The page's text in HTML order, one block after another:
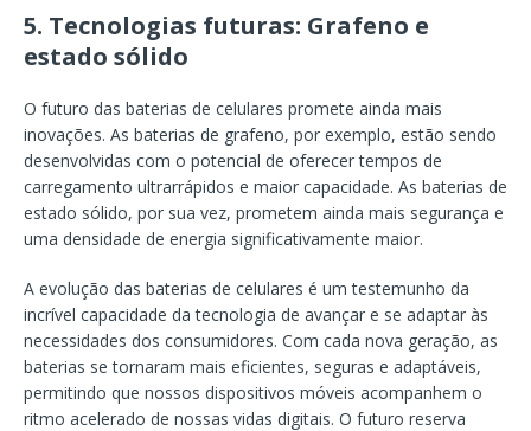
5. Tecnologias futuras: Grafeno e
estado sólido
O futuro das baterias de celulares promete ainda mais
inovações. As baterias de grafeno, por exemplo, estão sendo
desenvolvidas com o potencial de oferecer tempos de
carregamento ultrarrápidos e maior capacidade. As baterias de
estado sólido, por sua vez, prometem ainda mais segurança e
uma densidade de energia significativamente maior.
A evolução das baterias de celulares é um testemunho da
incrível capacidade da tecnologia de avançar e se adaptar às
necessidades dos consumidores. Com cada nova geração, as
baterias se tornaram mais eficientes, seguras e adaptáveis,
permitindo que nossos dispositivos móveis acompanhem o
ritmo acelerado de nossas vidas digitais. O futuro reserva